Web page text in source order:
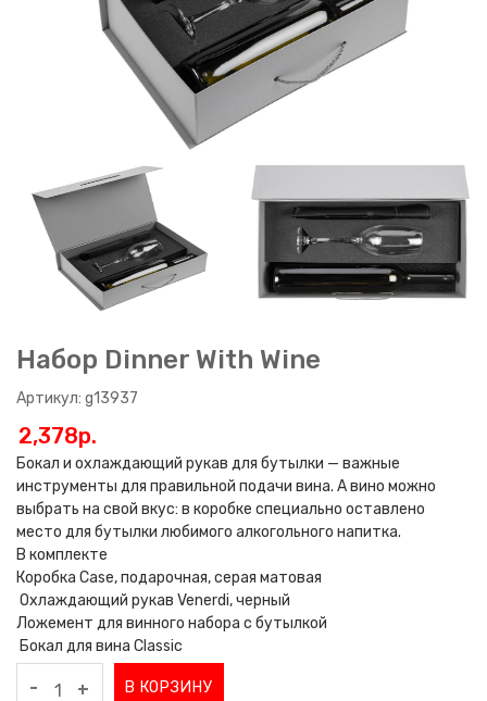
Набор Dinner With Wine
Артикул: g13937
2,378p.
Бокал и охлаждающий рукав для бутылки — важные
инструменты для правильной подачи вина. А вино можно
выбрать на свой вкус: в коробке специально оставлено
место для бутылки любимого алкогольного напитка.
В комплекте
Коробка Case, подарочная, серая матовая
Охлаждающий рукав Venerdi, черный
Ложемент для винного набора с бутылкой
Бокал для вина Classic
- + В КОРЗИНУ